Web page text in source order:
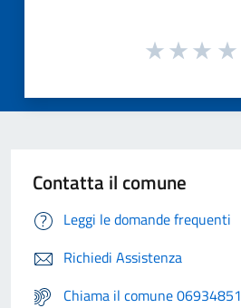
Contatta il comune
Leggi le domande frequenti
Richiedi Assistenza
Chiama il comune 06934851